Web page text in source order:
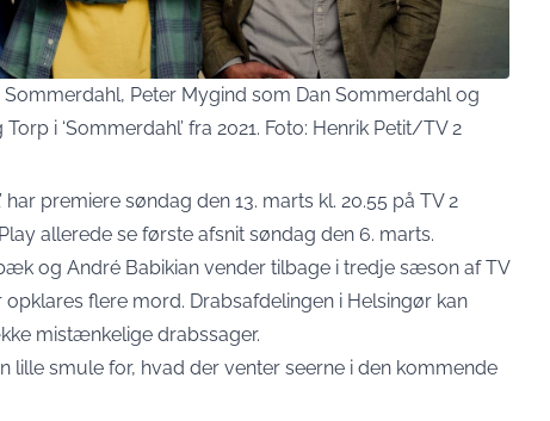
Peter Mygind som Dan Sommerdahl og
i ‘Sommerdahl’ fra 2021. Foto: Henrik Petit/TV 2
premiere søndag den 13. marts kl. 20.55 på TV 2
allerede se første afsnit søndag den 6. marts.
og André Babikian vender tilbage i tredje sæson af TV
opklares flere mord. Drabsafdelingen i Helsingør kan
mistænkelige drabssager.
lille smule for, hvad der venter seerne i den kommende